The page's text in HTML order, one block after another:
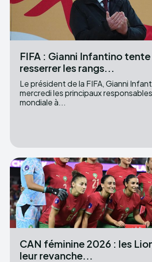
FIFA : Gianni Infantino
resserrer les rangs...
Le président de la FIFA, Gianni
mercredi les principaux
mondiale à...
CAN féminine 2026 : les
leur revanche...